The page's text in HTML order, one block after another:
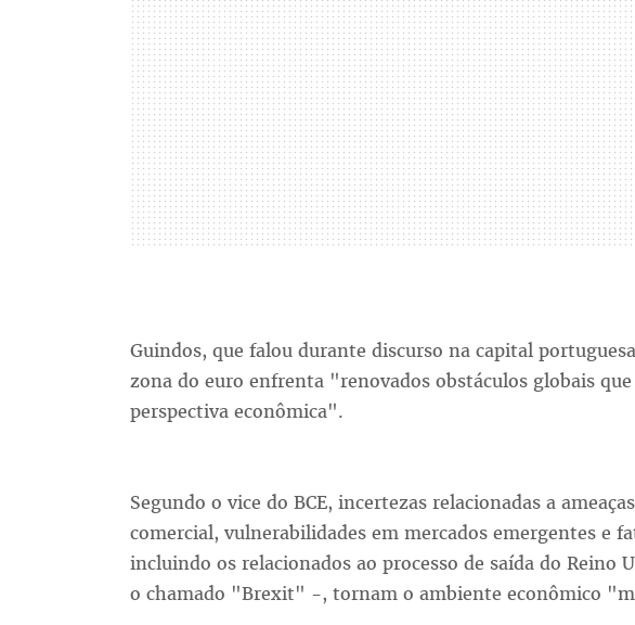
Guindos, que falou durante discurso na capital
zona do euro enfrenta "renovados obstáculos globais
perspectiva econômica".
Segundo o vice do BCE, incertezas relacionadas a
comercial, vulnerabilidades em mercados emergentes e
incluindo os relacionados ao processo de saída do Reino
o chamado "Brexit" -, tornam o ambiente econômico